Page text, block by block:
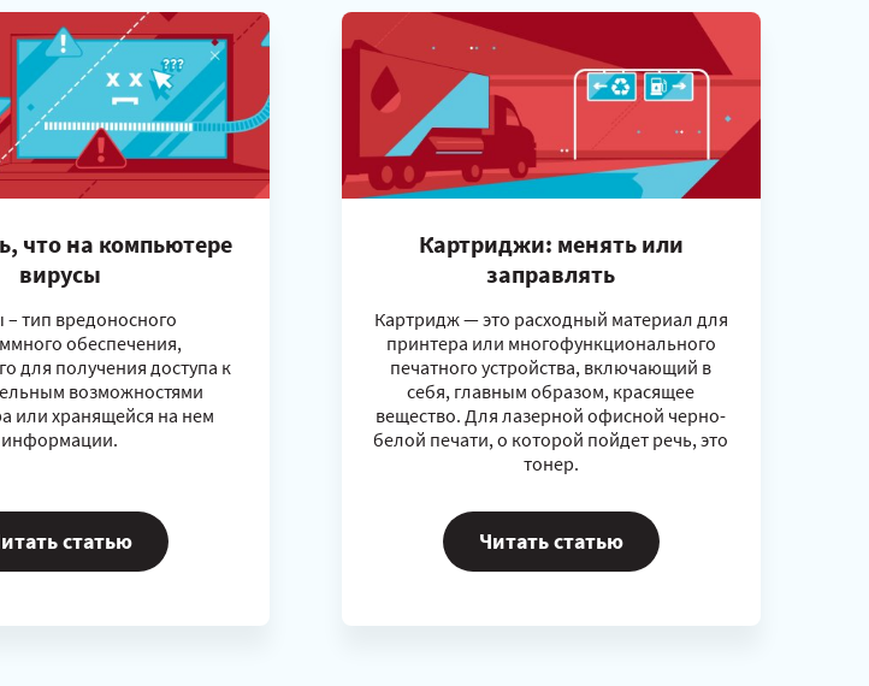
что на компьютере
вирусы
– тип вредоносного
обеспечения,
для получения доступа к
возможностями
или хранящейся на нем
информации.
статью
Картриджи: менять или
заправлять
Картридж — это расходный материал для
принтера или многофункционального
печатного устройства, включающий в
себя, главным образом, красящее
вещество. Для лазерной офисной черно-
белой печати, о которой пойдет речь, это
тонер.
Читать статью